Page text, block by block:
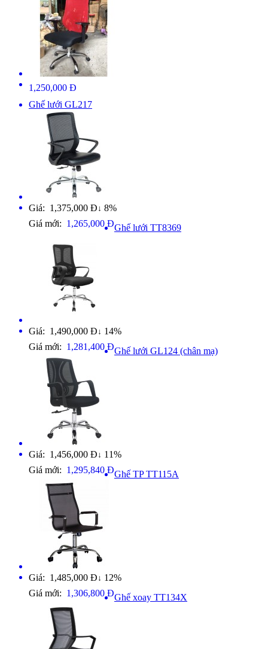
1,250,000 Đ
Ghế lưới GL217
Giá: 1,375,000 Đ ↓ 8%
Giá mới: 1,265,000 ĐGhế lưới TT8369
Giá: 1,490,000 Đ ↓ 14%
Giá mới: 1,281,400 ĐGhế lưới GL124 (chân mạ)
Giá: 1,456,000 Đ ↓ 11%
Giá mới: 1,295,840 ĐGhế TP TT115A
Giá: 1,485,000 Đ ↓ 12%
Giá mới: 1,306,800 ĐGhế xoay TT134X